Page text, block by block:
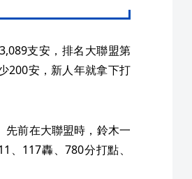
支安，排名大聯盟第
200安，新人年就拿下打
先前在大聯盟時，鈴木一
117轟、780分打點、